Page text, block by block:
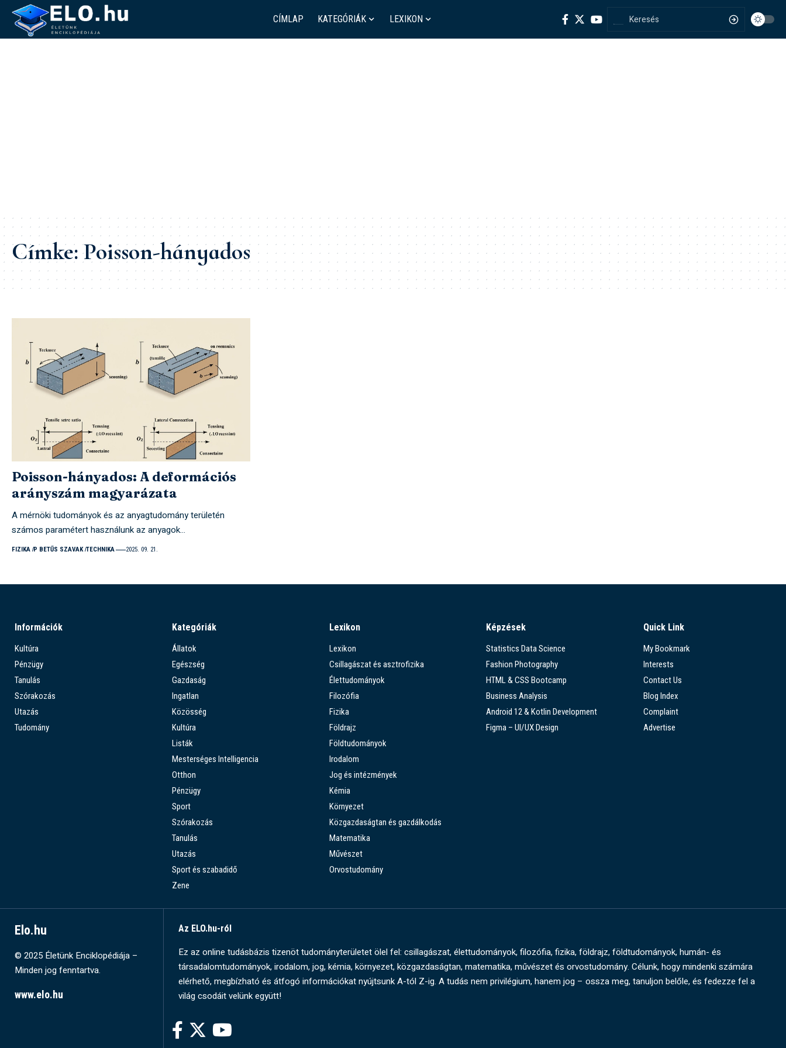
CÍMLAP KATEGÓRIÁK LEXIKON
Címke:Poisson-hányados
Poisson-hányados: A deformációs
arányszám magyarázata
A mérnöki tudományok és az anyagtudomány területén
számos paramétert használunk az anyagok…
FIZIKA P BETŰS SZAVAK TECHNIKA 2025. 09. 21.
Információk
Kultúra
Pénzügy
Tanulás
Szórakozás
Utazás
Tudomány
Kategóriák
Állatok
Egészség
Gazdaság
Ingatlan
Közösség
Kultúra
Listák
Mesterséges Intelligencia
Otthon
Pénzügy
Sport
Szórakozás
Tanulás
Utazás
Sport és szabadidő
Zene
Lexikon
Lexikon
Csillagászat és asztrofizika
Élettudományok
Filozófia
Fizika
Földrajz
Földtudományok
Irodalom
Jog és intézmények
Kémia
Környezet
Közgazdaságtan és gazdálkodás
Matematika
Művészet
Orvostudomány
Képzések
Statistics Data Science
Fashion Photography
HTML & CSS Bootcamp
Business Analysis
Android 12 & Kotlin Development
Figma – UI/UX Design
Quick Link
My Bookmark
Interests
Contact Us
Blog Index
Complaint
Advertise
Elo.hu
© 2025 Életünk Enciklopédiája –
Minden jog fenntartva.
www.elo.hu
Az ELO.hu-ról
Ez az online tudásbázis tizenöt tudományterületet ölel fel: csillagászat, élettudományok, filozófia, fizika, földrajz, földtudományok, humán- és
társadalomtudományok, irodalom, jog, kémia, környezet, közgazdaságtan, matematika, művészet és orvostudomány. Célunk, hogy mindenki számára
elérhető, megbízható és átfogó információkat nyújtsunk A-tól Z-ig. A tudás nem privilégium, hanem jog – ossza meg, tanuljon belőle, és fedezze fel a
világ csodáit velünk együtt!